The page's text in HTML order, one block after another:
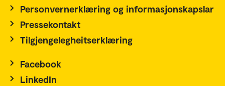
Personvernerklæring og informasjonskapslar
Pressekontakt
Tilgjengelegheitserklæring
Facebook
LinkedIn